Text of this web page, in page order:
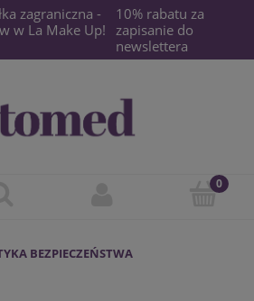
zagraniczna -
w La Make Up!
10% rabatu za
zapisanie do
newslettera
BEZPIECZEŃSTWA